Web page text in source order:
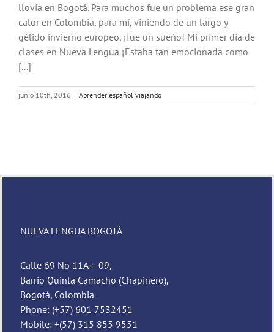
llovía en Bogotá. Para muchos fue un problema ese gran
calor en Colombia, para mí, viniendo de un largo y
gélido invierno europeo, ¡fue un sueño! Mi primer día de
clases en Nueva Lengua ¡Estaba tan emocionada como
[...]
junio 10th, 2016 | Aprender español viajando
NUEVA LENGUA BOGOTÁ
Calle 69 No 11A – 09,
Barrio Quinta Camacho (Chapinero),
Bogotá, Colombia
Phone: (+57) 601 7532451
Mobile: +(57) 315 855 9551